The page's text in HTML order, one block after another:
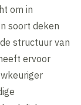
om in
soort deken
structuur van
ervoor